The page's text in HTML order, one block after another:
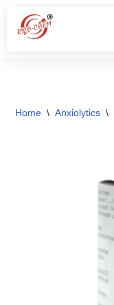
Skip
Home \ Anxiolytics \